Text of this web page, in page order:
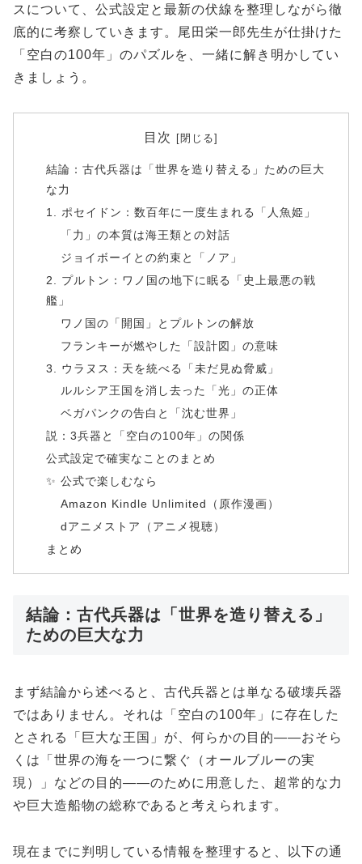
スについて、公式設定と最新の伏線を整理しながら徹
底的に考察していきます。尾田栄一郎先生が仕掛けた
「空白の100年」のパズルを、一緒に解き明かしてい
きましょう。
目次
結論：古代兵器は「世界を造り替える」ための巨大
な力
1. ポセイドン：数百年に一度生まれる「人魚姫」
「力」の本質は海王類との対話
ジョイボーイとの約束と「ノア」
2. プルトン：ワノ国の地下に眠る「史上最悪の戦
艦」
ワノ国の「開国」とプルトンの解放
フランキーが燃やした「設計図」の意味
3. ウラヌス：天を統べる「未だ見ぬ脅威」
ルルシア王国を消し去った「光」の正体
ベガパンクの告白と「沈む世界」
説：3兵器と「空白の100年」の関係
公式設定で確実なことのまとめ
✨ 公式で楽しむなら
Amazon Kindle Unlimited（原作漫画）
dアニメストア（アニメ視聴）
まとめ
結論：古代兵器は「世界を造り替える」
ための巨大な力
まず結論から述べると、古代兵器とは単なる破壊兵器
ではありません。それは「空白の100年」に存在した
とされる「巨大な王国」が、何らかの目的――おそら
くは「世界の海を一つに繋ぐ（オールブルーの実
現）」などの目的――のために用意した、超常的な力
や巨大造船物の総称であると考えられます。
現在までに判明している情報を整理すると、以下の通